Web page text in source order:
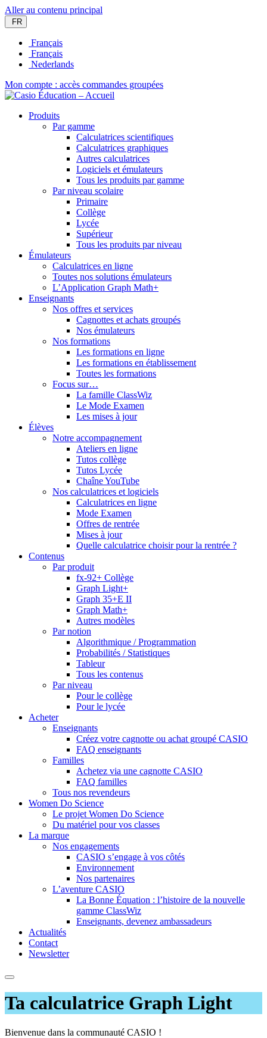
Aller au contenu principal
FR
Français
Français
Nederlands
Mon compte : accès commandes groupées
Produits
Par gamme
Calculatrices scientifiques
Calculatrices graphiques
Autres calculatrices
Logiciels et émulateurs
Tous les produits par gamme
Par niveau scolaire
Primaire
Collège
Lycée
Supérieur
Tous les produits par niveau
Émulateurs
Calculatrices en ligne
Toutes nos solutions émulateurs
L’Application Graph Math+
Enseignants
Nos offres et services
Cagnottes et achats groupés
Nos émulateurs
Nos formations
Les formations en ligne
Les formations en établissement
Toutes les formations
Focus sur…
La famille ClassWiz
Le Mode Examen
Les mises à jour
Élèves
Notre accompagnement
Ateliers en ligne
Tutos collège
Tutos Lycée
Chaîne YouTube
Nos calculatrices et logiciels
Calculatrices en ligne
Mode Examen
Offres de rentrée
Mises à jour
Quelle calculatrice choisir pour la rentrée ?
Contenus
Par produit
fx-92+ Collège
Graph Light+
Graph 35+E II
Graph Math+
Autres modèles
Par notion
Algorithmique / Programmation
Probabilités / Statistiques
Tableur
Tous les contenus
Par niveau
Pour le collège
Pour le lycée
Acheter
Enseignants
Créez votre cagnotte ou achat groupé CASIO
FAQ enseignants
Familles
Achetez via une cagnotte CASIO
FAQ familles
Tous nos revendeurs
Women Do Science
Le projet Women Do Science
Du matériel pour vos classes
La marque
Nos engagements
CASIO s’engage à vos côtés
Environnement
Nos partenaires
L’aventure CASIO
La Bonne Équation : l’histoire de la nouvelle
gamme ClassWiz
Enseignants, devenez ambassadeurs
Actualités
Contact
Newsletter
Ta calculatrice Graph Light
Bienvenue dans la communauté CASIO !